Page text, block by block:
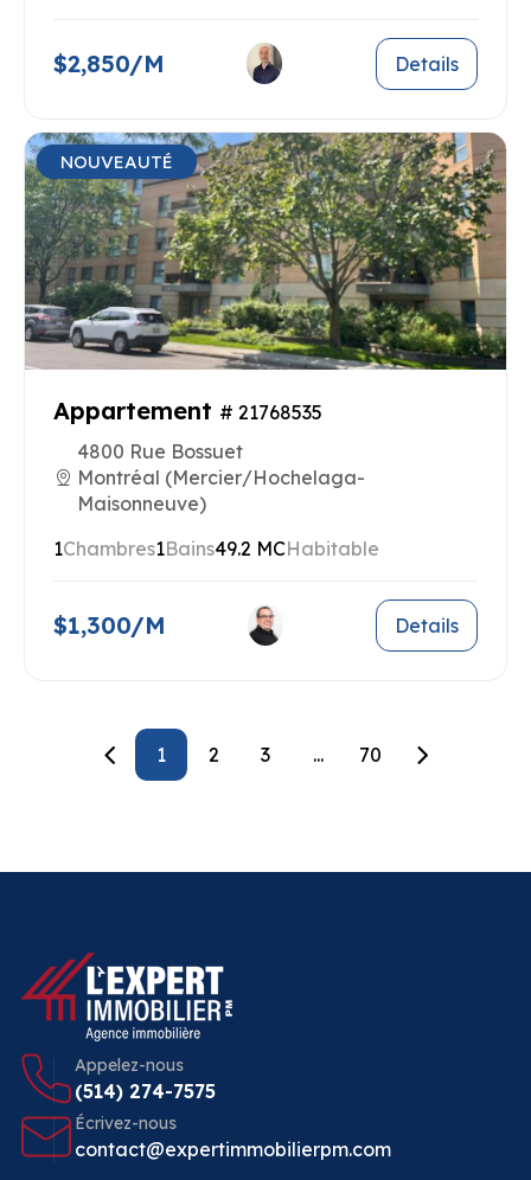
$2,850/M Details
NOUVEAUTÉ
Appartement # 21768535
4800 Rue Bossuet
Montréal (Mercier/Hochelaga-
Maisonneuve)
1Chambres1Bains49.2 MCHabitable
$1,300/M Details
1 2 3 ... 70
Appelez-nous
(514) 274-7575
Écrivez-nous
contact@expertimmobilierpm.com